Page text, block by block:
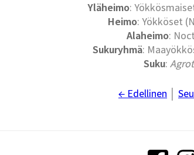
Yläheimo:
Heimo: Yökköset
Alaheimo:
Sukuryhmä:
Suku:
← Edellinen